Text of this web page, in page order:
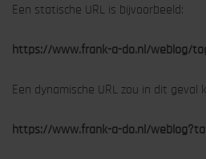
Een statische URL is bijvoorbeeld:
https://www.frank-a-do.nl/weblog/
Een dynamische URL zou in dit geval
https://www.frank-a-do.nl/